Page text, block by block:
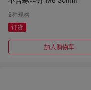
2种规格
订货
加入购物车